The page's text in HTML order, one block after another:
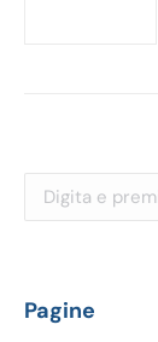
Cerca:
Pagine